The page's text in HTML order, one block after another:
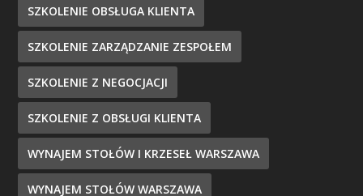
SZKOLENIE OBSŁUGA KLIENTA
SZKOLENIE ZARZĄDZANIE ZESPOŁEM
SZKOLENIE Z NEGOCJACJI
SZKOLENIE Z OBSŁUGI KLIENTA
WYNAJEM STOŁÓW I KRZESEŁ WARSZAWA
WYNAJEM STOŁÓW WARSZAWA